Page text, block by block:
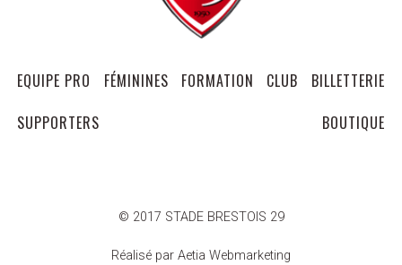
EQUIPE PRO FÉMININES FORMATION CLUB
BILLETTERIE
SUPPORTERS
BOUTIQUE
© 2017 STADE BRESTOIS 29
Réalisé par Aetia Webmarketing